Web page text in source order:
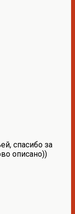
спасибо за
описано))